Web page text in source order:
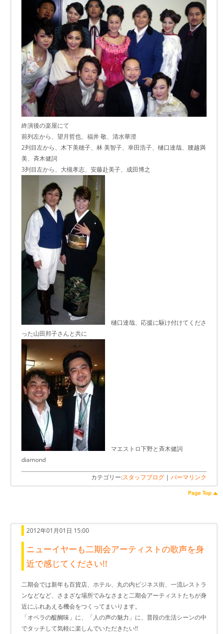
終演後の楽屋にて
前列左から、望月哲也、福井 敬、清水華澄
2列目左から、木下美穂子、林 美智子、幸田浩子、樋口達哉、腰越満
美、斉木健詞
3列目左から、大槻孝志、安藤赴美子、成田博之
樋口達哉、応援に駆け付けてくださ
った山田邦子さんと共に
マエストロ下野と斉木健詞
diamond
カテゴリー:スタッフブログ | パーマリンク
2012年01月01日 15:00
ニューイヤーも二期会アーティストの歌声を身
近で感じてください!!
二期会では新年も百貨店、ホテル、丸の内ビジネス街、一流レストラ
ンなどなど、さまざな場所でみなさまと二期会アーティストたちが身
近にふれあえる機会をつくってまいります。
「オペラの醍醐味」に、「人の声の魅力」に、普段の生活シーンの中
でタッチして気軽に楽しんでいただきたい!!